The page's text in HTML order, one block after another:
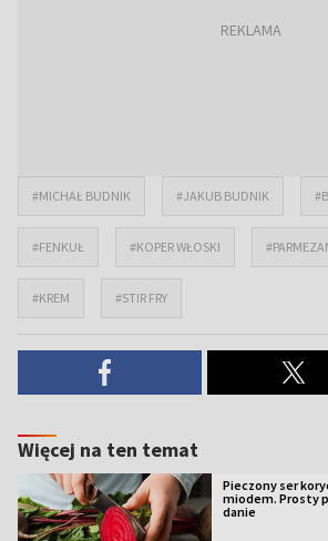
#MICHAŁ BUDNIK #JAKUB BUDNIK
#FENKUŁ #KOPER WŁOSKI
#KREM #STIR FRY
Więcej na ten temat
Pieczony ser
miodem. Prosty
danie